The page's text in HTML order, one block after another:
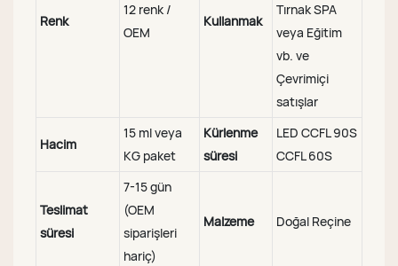
Renk
12 renk /
OEM
Kullanmak
Tırnak SPA
veya Eğitim
vb. ve
Çevrimiçi
satışlar
Hacim
15 ml veya
KG paket
Kürlenme
süresi
LED CCFL 90S
CCFL 60S
Teslimat
süresi
7-15 gün
(OEM
siparişleri
hariç)
Malzeme Doğal Reçine